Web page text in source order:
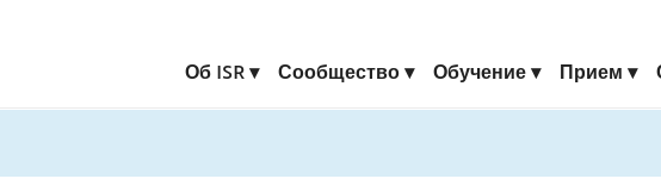
Об ISR Сообщество Обучение Прием